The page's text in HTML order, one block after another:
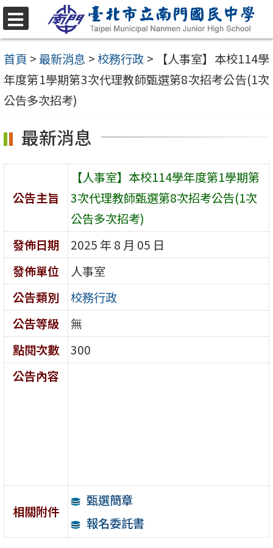
跳
至
主
要
內
區
選
單
首頁 >最新消息 >校務行政 >
【人事室】本校114學
年度第1學期第3次代理教師甄選第8次招考公告(1次
公告多次招考)
最新消息
公告主旨
【人事室】本校114學年度第1學期第
3次代理教師甄選第8次招考公告(1次
公告多次招考)
發佈日期
2025 年 8 月 05 日
發佈單位
人事室
公告類別
校務行政
公告等級
無
點閱次數
300
公告內容
相關附件
甄選簡章
報名委託書